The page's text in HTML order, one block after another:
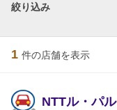
絞り込み
1 件の店舗を表示
NTTル・パ